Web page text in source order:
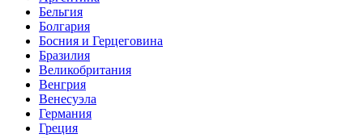
Бельгия
Болгария
Босния и Герцеговина
Бразилия
Великобритания
Венгрия
Венесуэла
Германия
Греция